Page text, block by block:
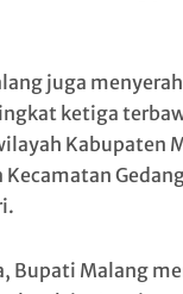
juga
ketiga
Kabupaten
Bupati Malang